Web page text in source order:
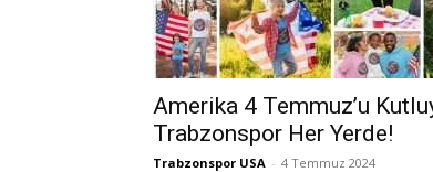
Amerika 4 Temmuz’u
Trabzonspor Her Yerde!
Trabzonspor USA - 4 Temmuz 2024